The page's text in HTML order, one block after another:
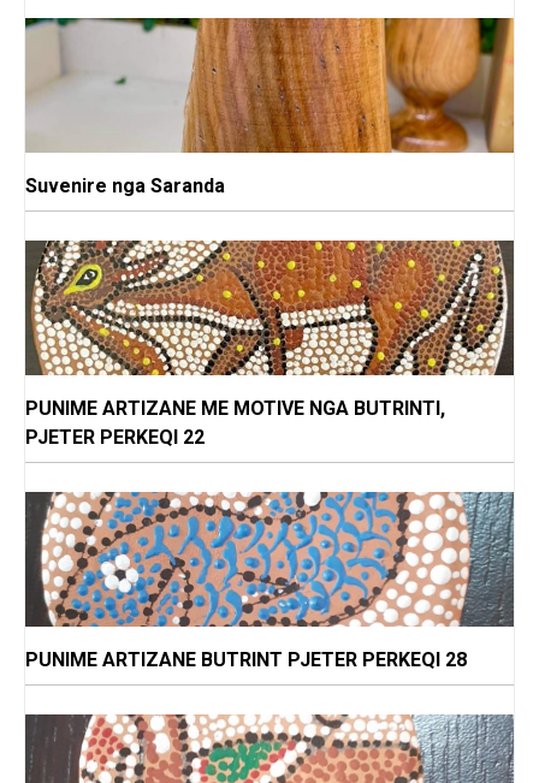
Suvenire nga Saranda
PUNIME ARTIZANE ME MOTIVE NGA BUTRINTI,
PJETER PERKEQI 22
PUNIME ARTIZANE BUTRINT PJETER PERKEQI 28